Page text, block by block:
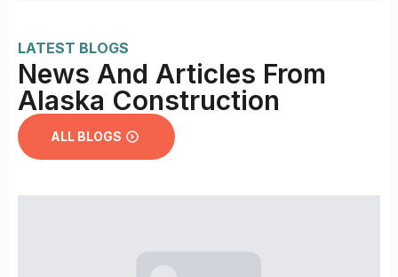
LATEST BLOGS
News And Articles From
Alaska Construction
ALL BLOGS